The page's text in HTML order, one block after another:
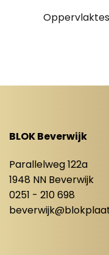
BLOK Beverwijk
Parallelweg 122a
1948 NN Beverwijk
0251 - 210 698